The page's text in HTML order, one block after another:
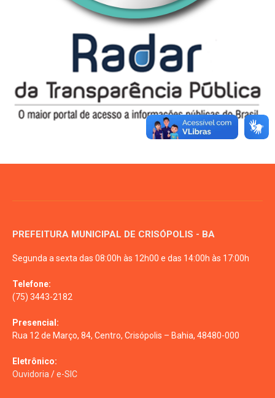
PREFEITURA MUNICIPAL DE CRISÓPOLIS - BA
Segunda a sexta das 08:00h às 12h00 e das 14:00h às 17:00h
Telefone:
(75) 3443-2182
Presencial:
Rua 12 de Março, 84, Centro, Crisópolis – Bahia, 48480-000
Eletrônico:
Ouvidoria /e-SIC